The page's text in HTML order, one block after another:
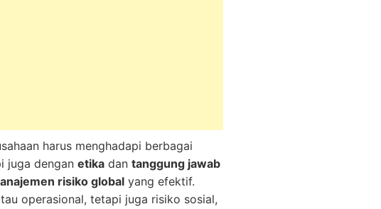
harus menghadapi berbagai
juga dengan etika dan tanggung jawab
risiko global yang efektif.
operasional, tetapi juga risiko sosial,